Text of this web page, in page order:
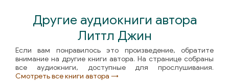
Другие аудиокниги автора
Литтл Джин
Если вам понравилось это произведение, обратите
внимание на другие книги автора. На странице собраны
все аудиокниги, доступные для прослушивания.
Смотреть все книги автора →